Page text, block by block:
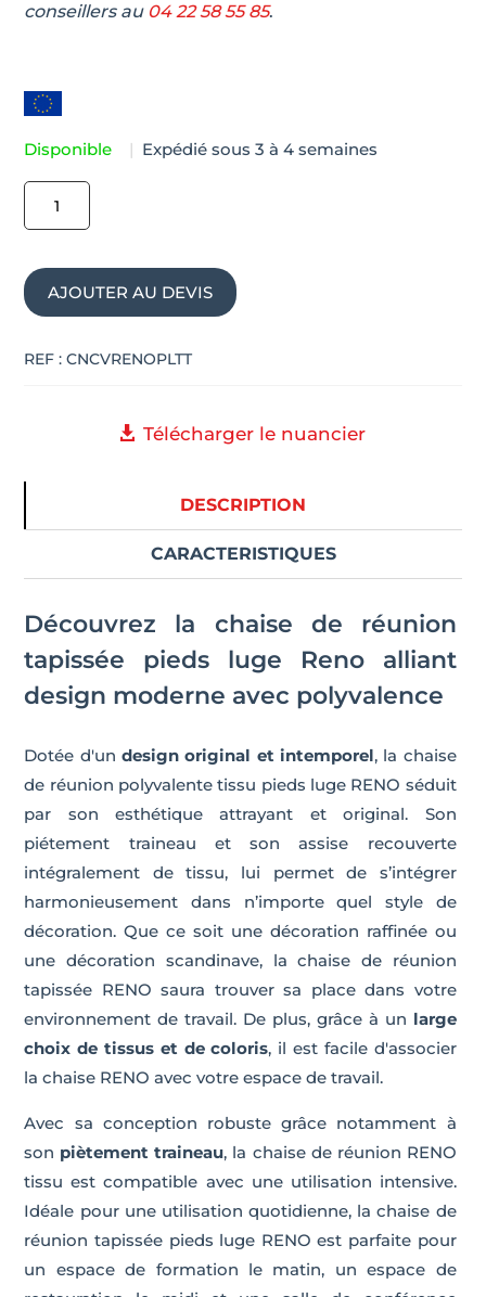
conseillers au 04 22 58 55 85.
Disponible | Expédié sous 3 à 4 semaines
quantité
Chaise
de
réunion
pieds
AJOUTER AU DEVIS
REF :CNCVRENOPLTT
Télécharger le nuancier
DESCRIPTION
CARACTERISTIQUES
Découvrez la chaise de réunion
tapissée pieds luge Reno alliant
design moderne avec polyvalence
Dotée d'undesign original et intemporel, la chaise
de réunion polyvalente tissu pieds luge RENO séduit
par son esthétique attrayant et original. Son
piétement traineau et son assise recouverte
intégralement de tissu, lui permet de s’intégrer
harmonieusement dans n’importe quel style de
décoration. Que ce soit une décoration raffinée ou
une décoration scandinave, la chaise de réunion
tapissée RENO saura trouver sa place dans votre
environnement de travail. De plus, grâce à un large
choix de tissus et de coloris, il est facile d'associer
la chaise RENO avec votre espace de travail.
Avec sa conception robuste grâce notamment à
son piètement traineau, la chaise de réunion RENO
tissu est compatible avec une utilisation intensive.
Idéale pour une utilisation quotidienne, la chaise de
réunion tapissée pieds luge RENO est parfaite pour
un espace de formation le matin, un espace de